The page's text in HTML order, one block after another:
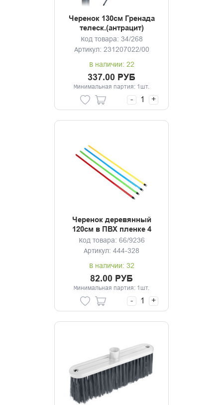
Черенок 130см Гренада
телеск.(антрацит)
Код товара: 34/268
Артикул: 231207022/00
В наличии: 22
337.00 РУБ
Минимальная партия: 1шт.
- +
Черенок деревянный
120см в ПВХ пленке 4
цвета
Код товара: 66/9236
Артикул: 444-328
В наличии: 32
82.00 РУБ
Минимальная партия: 1шт.
- +